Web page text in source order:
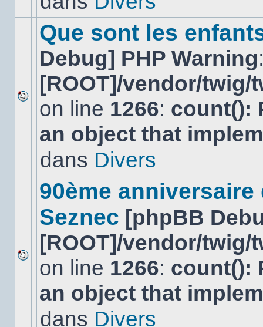
Aucun
nouveau
message
non-
dans
Que sont les
Debug] PHP Warning
[ROOT]/vendor/
on line 1266: count():
an object that
dans Divers
Aucun
nouveau
message
non-
dans
90ème
Seznec [phpBB
[ROOT]/vendor/
on line 1266: count():
an object that
dans Divers